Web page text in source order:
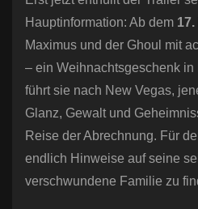
Hauptinformation: Ab dem
Maximus und der Ghoul mit
– ein Weihnachtsgeschenk in
führt sie nach New Vegas,
Glanz, Gewalt und
Reise der Abrechnung. Für
endlich Hinweise auf seine
verschwundene Familie zu